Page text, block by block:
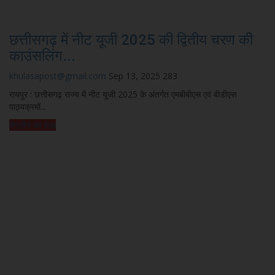
छत्तीसगढ़ में नीट यूजी 2025 की द्वितीय चरण की
काउंसलिंग...
khulasapost@gmail.com Sep 13, 2025 283
रायपुर : छत्तीसगढ़ राज्य में नीट यूजी 2025 के अंतर्गत एमबीबीएस एवं बीडीएस
पाठ्यक्रमों...